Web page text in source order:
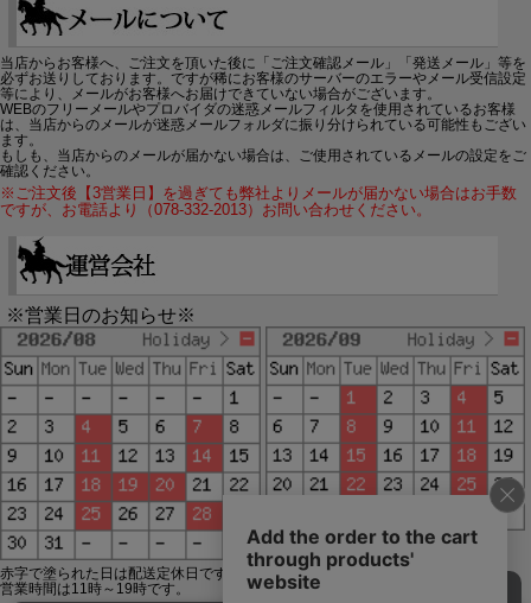
当店からお客様へ、ご注文を頂いた後に「ご注文確認メール」「発送メール」等を
必ずお送りしております。ですが稀にお客様のサーバーのエラーやメール受信設定
等により、メールがお客様へお届けできていない場合がございます。
WEBのフリーメールやプロバイダの迷惑メールフィルタを使用されているお客様
は、当店からのメールが迷惑メールフォルダに振り分けられている可能性もござい
ます。
もしも、当店からのメールが届かない場合は、ご使用されているメールの設定をご
確認ください。
※ご注文後【3営業日】を過ぎても弊社よりメールが届かない場合はお手数
ですが、お電話より（078-332-2013）お問い合わせください。
※営業日のお知らせ※
赤字で塗られた日は配送定休日です。
営業時間は11時～19時です。